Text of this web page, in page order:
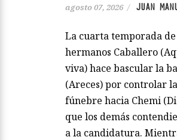
agosto 07, 2026 / JUAN
La cuarta temporada
hermanos Caballero
viva) hace bascular la
(Areces) por controlar
fúnebre hacia Chemi
que los demás
a la candidatura.